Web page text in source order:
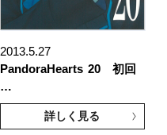
2013.5.27
PandoraHearts 20 初回
…
詳しく見る